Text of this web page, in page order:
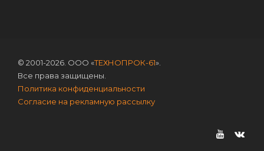
© 2001-2026. ООО «ТЕХНОПРОК-61».
Все права защищены.
Политика конфиденциальности
Согласие на рекламную рассылку